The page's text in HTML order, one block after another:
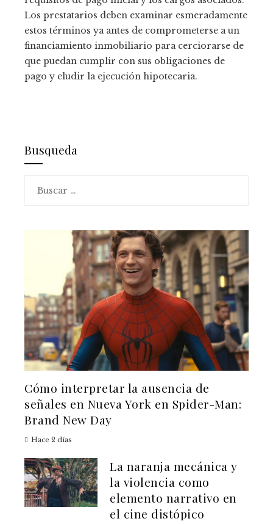
Los prestatarios deben examinar esmeradamente
estos términos ya antes de comprometerse a un
financiamiento inmobiliario para cerciorarse de
que puedan cumplir con sus obligaciones de
pago y eludir la ejecución hipotecaria.
Busqueda
Cómo interpretar la ausencia de
señales en Nueva York en Spider-Man:
Brand New Day
Hace 2 días
La naranja mecánica y
la violencia como
elemento narrativo en
el cine distópico